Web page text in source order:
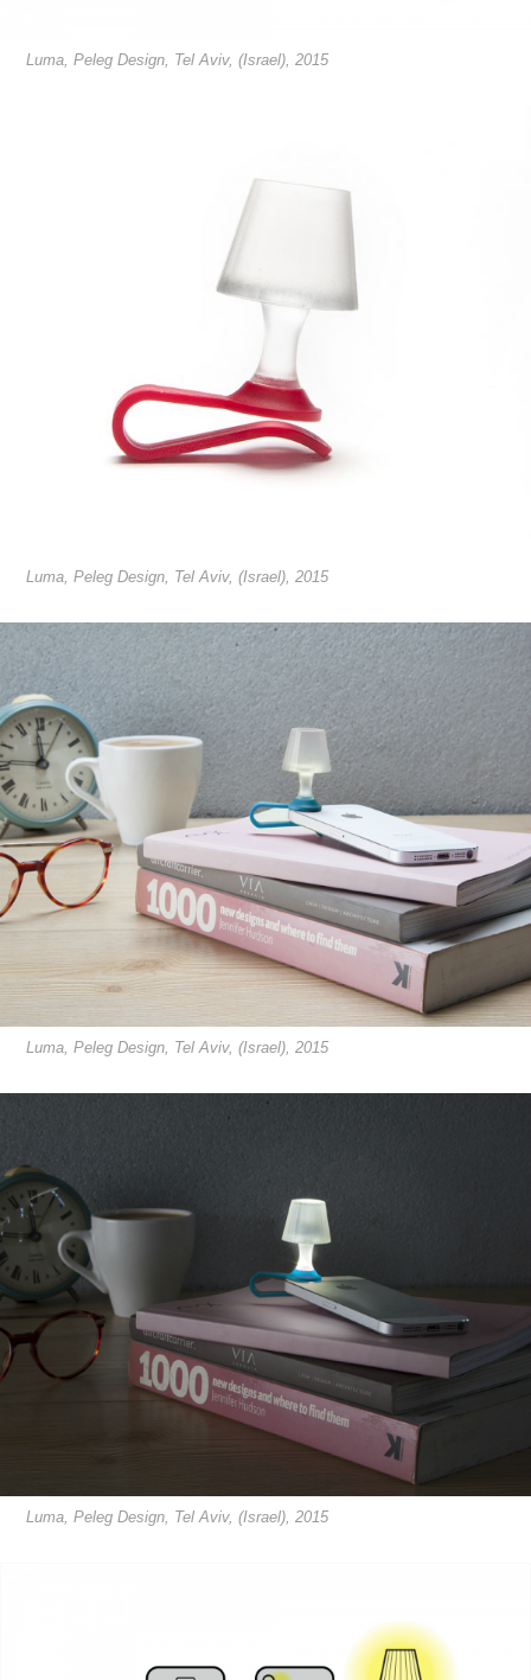
Luma, Peleg Design, Tel Aviv, (Israel), 2015
Luma, Peleg Design, Tel Aviv, (Israel), 2015
Luma, Peleg Design, Tel Aviv, (Israel), 2015
Luma, Peleg Design, Tel Aviv, (Israel), 2015